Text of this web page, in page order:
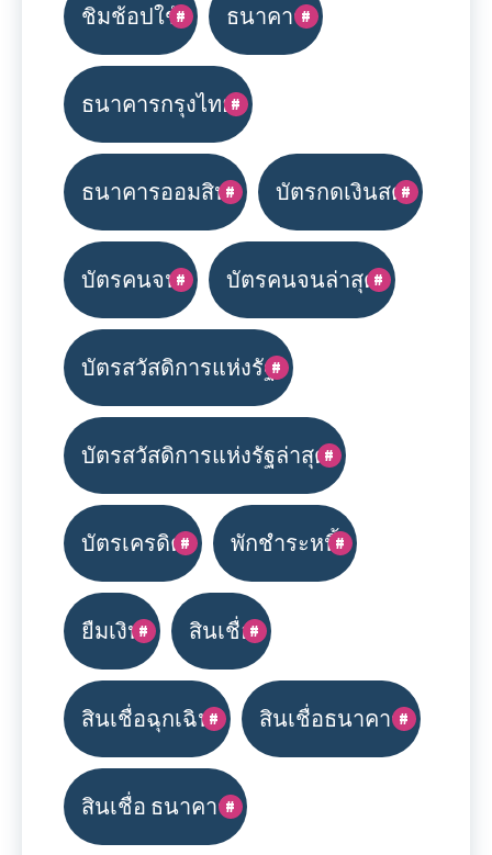
ชิมช้อปใช้ ธนาคาร
ธนาคารกรุงไทย
ธนาคารออมสิน บัตรกดเงินสด
บัตรคนจน บัตรคนจนล่าสุด
บัตรสวัสดิการแห่งรัฐ
บัตรสวัสดิการแห่งรัฐล่าสุด
บัตรเครดิต พักชำระหนี้
ยืมเงิน สินเชื่อ
สินเชื่อฉุกเฉิน สินเชื่อธนาคาร
สินเชื่อ ธนาคาร